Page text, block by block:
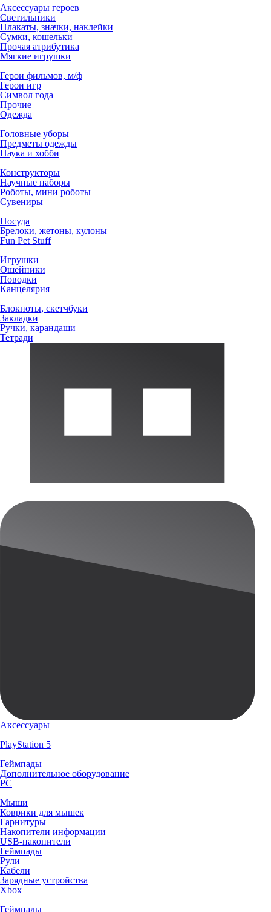
Аксессуары героев
Светильники
Плакаты, значки, наклейки
Сумки, кошельки
Прочая атрибутика
Мягкие игрушки
Герои фильмов, м/ф
Герои игр
Символ года
Прочие
Одежда
Головные уборы
Предметы одежды
Наука и хобби
Конструкторы
Научные наборы
Роботы, мини роботы
Сувениры
Посуда
Брелоки, жетоны, кулоны
Fun Pet Stuff
Игрушки
Ошейники
Поводки
Канцелярия
Блокноты, скетчбуки
Закладки
Ручки, карандаши
Тетради
Аксессуары
PlayStation 5
Геймпады
Дополнительное оборудование
PC
Мыши
Коврики для мышек
Гарнитуры
Накопители информации
USB-накопители
Геймпады
Рули
Кабели
Зарядные устройства
Xbox
Геймпады